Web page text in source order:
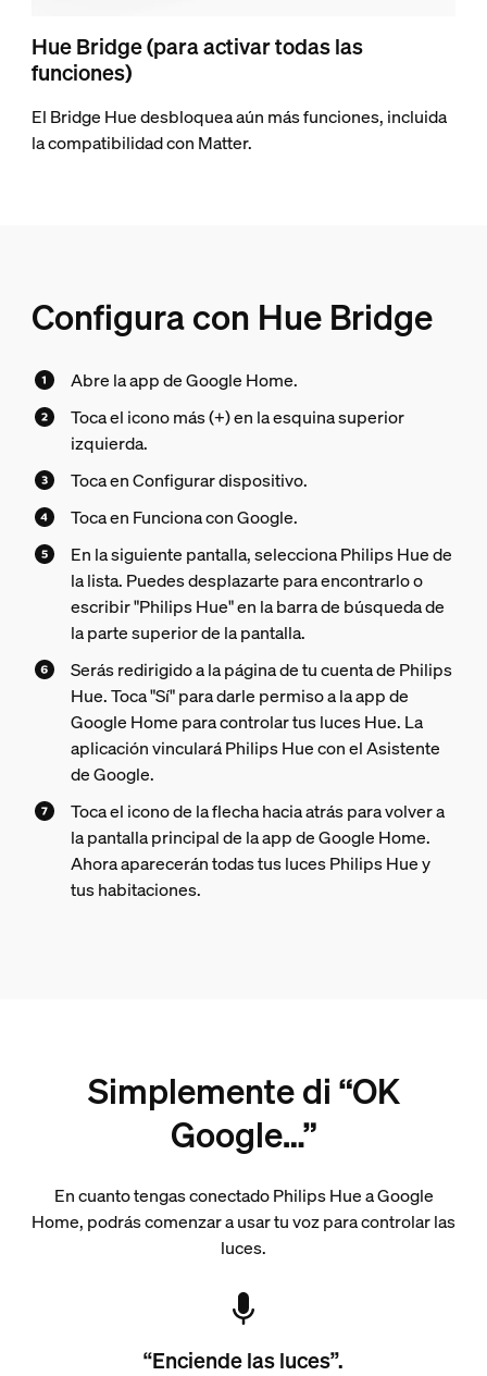
Hue Bridge (para activar todas las
funciones)
El Bridge Hue desbloquea aún más funciones, incluida
la compatibilidad con Matter.
Configura con Hue Bridge
Abre la app de Google Home.
Toca el icono más (+) en la esquina superior
izquierda.
Toca en Configurar dispositivo.
Toca en Funciona con Google.
En la siguiente pantalla, selecciona Philips Hue de
la lista. Puedes desplazarte para encontrarlo o
escribir "Philips Hue" en la barra de búsqueda de
la parte superior de la pantalla.
Serás redirigido a la página de tu cuenta de Philips
Hue. Toca "Sí" para darle permiso a la app de
Google Home para controlar tus luces Hue. La
aplicación vinculará Philips Hue con el Asistente
de Google.
Toca el icono de la flecha hacia atrás para volver a
la pantalla principal de la app de Google Home.
Ahora aparecerán todas tus luces Philips Hue y
tus habitaciones.
Simplemente di “OK
Google…”
En cuanto tengas conectado Philips Hue a Google
Home, podrás comenzar a usar tu voz para controlar las
luces.
“Enciende las luces”.